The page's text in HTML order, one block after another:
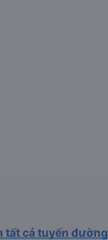
tất cả tuyến đường